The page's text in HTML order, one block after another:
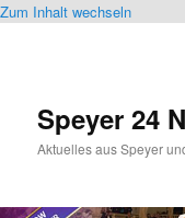
Zum Inhalt wechseln
Speyer 24
Aktuelles aus Speyer